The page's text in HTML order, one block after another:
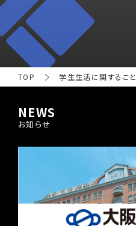
TOP 学生生活に関すること
NEWS
お知らせ